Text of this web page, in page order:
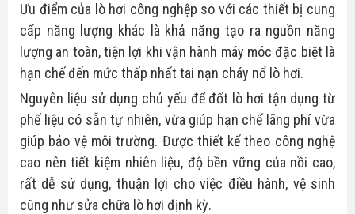
Ưu điểm của lò hơi công nghệp so với các thiết bị cung
cấp năng lượng khác là khả năng tạo ra nguồn năng
lượng an toàn, tiện lợi khi vận hành máy móc đặc biệt là
hạn chế đến mức thấp nhất tai nạn cháy nổ lò hơi.
Nguyên liệu sử dụng chủ yếu để đốt lò hơi tận dụng từ
phế liệu có sẵn tự nhiên, vừa giúp hạn chế lãng phí vừa
giúp bảo vệ môi trường. Được thiết kế theo công nghệ
cao nên tiết kiệm nhiên liệu, độ bền vững của nồi cao,
rất dễ sử dụng, thuận lợi cho việc điều hành, vệ sinh
cũng như sửa chữa lò hơi định kỳ.